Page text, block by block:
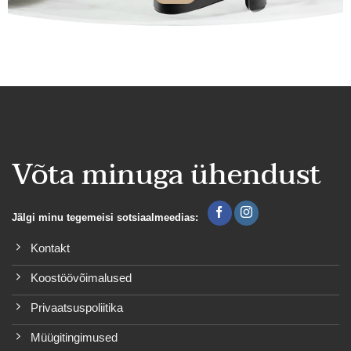
Võta minuga ühendust
Jälgi minu tegemeisi sotsiaalmeedias:
Kontakt
Koostöövõimalused
Privaatsuspoliitika
Müügitingimused